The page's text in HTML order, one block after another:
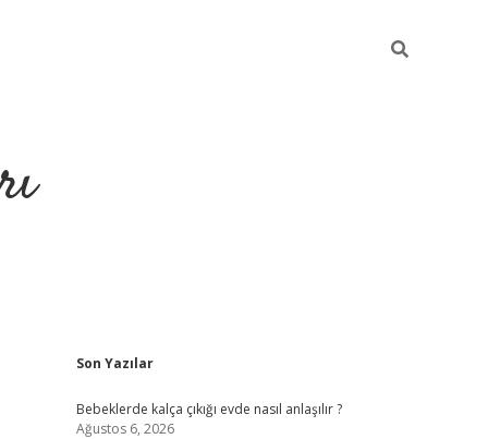
Sidebar
Son Yazılar
Bebeklerde kalça çıkığı evde nasıl anlaşılır ?
Ağustos 6, 2026